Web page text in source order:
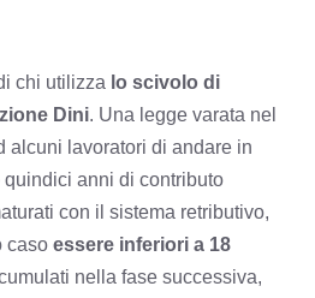
chi utilizza lo scivolo di
Dini. Una legge varata nel
alcuni lavoratori di andare in
anni di contributo
con il sistema retributivo,
caso essere inferiori a 18
nella fase successiva,